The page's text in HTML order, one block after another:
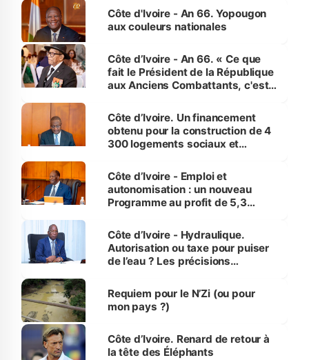
l'Etat de droit pour préserver les
vies humaines »
Côte d'Ivoire - An 66. Yopougon
aux couleurs nationales
Côte d’Ivoire - An 66. « Ce que
fait le Président de la République
aux Anciens Combattants, c'est
Côte d’Ivoire. Un financement
obtenu pour la construction de 4
300 logements sociaux et
et Yamoussoukro
Côte d’Ivoire - Emploi et
autonomisation : un nouveau
Programme au profit de 5,3
Côte d’Ivoire - Hydraulique.
Autorisation ou taxe pour puiser
de l’eau ? Les précisions
Requiem pour le N’Zi (ou pour
mon pays ?)
Côte d’Ivoire. Renard de retour à
la tête des Éléphants